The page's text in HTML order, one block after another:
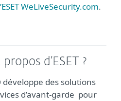
WeLiveSecurity.com.
d’ESET ?
développe des solutions
d’avant-garde pour